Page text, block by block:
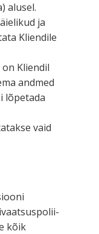
alusel.
ja
Kliendile
Kliendil
andmed
lõpetada
vaid
kõik